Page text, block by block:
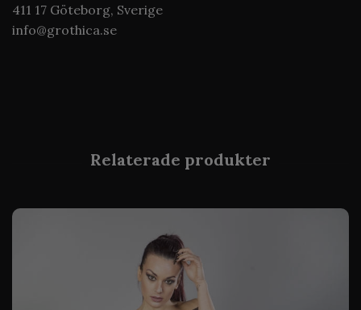
411 17 Göteborg, Sverige
info@grothica.se